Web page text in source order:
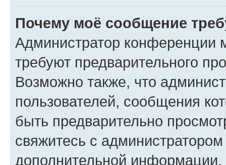
Почему моё сообщение
Администратор конференции
требуют предварительного
Возможно также, что
пользователей, сообщения
быть предварительно
свяжитесь с
дополнительной информации.